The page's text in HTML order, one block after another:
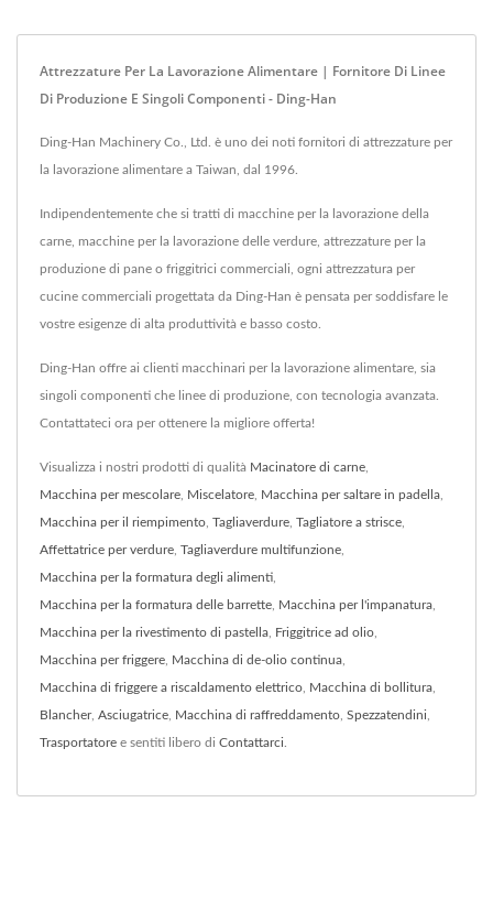
Attrezzature Per La Lavorazione Alimentare | Fornitore Di Linee
Di Produzione E Singoli Componenti - Ding-Han
Ding-Han Machinery Co., Ltd. è uno dei noti fornitori di attrezzature per
la lavorazione alimentare a Taiwan, dal 1996.
Indipendentemente che si tratti di macchine per la lavorazione della
carne, macchine per la lavorazione delle verdure, attrezzature per la
produzione di pane o friggitrici commerciali, ogni attrezzatura per
cucine commerciali progettata da Ding-Han è pensata per soddisfare le
vostre esigenze di alta produttività e basso costo.
Ding-Han offre ai clienti macchinari per la lavorazione alimentare, sia
singoli componenti che linee di produzione, con tecnologia avanzata.
Contattateci ora per ottenere la migliore offerta!
Visualizza i nostri prodotti di qualità Macinatore di carne
Macchina per mescolare Miscelatore Macchina per saltare in padella
Macchina per il riempimento Tagliaverdure Tagliatore a strisce
Affettatrice per verdure Tagliaverdure multifunzione
Macchina per la formatura degli alimenti
Macchina per la formatura delle barrette Macchina per l'impanatura
Macchina per la rivestimento di pastella Friggitrice ad olio
Macchina per friggere Macchina di de-olio continua
Macchina di friggere a riscaldamento elettrico Macchina di bollitura
Blancher, Asciugatrice Macchina di raffreddamento Spezzatendini
Trasportatore e sentiti libero di Contattarci